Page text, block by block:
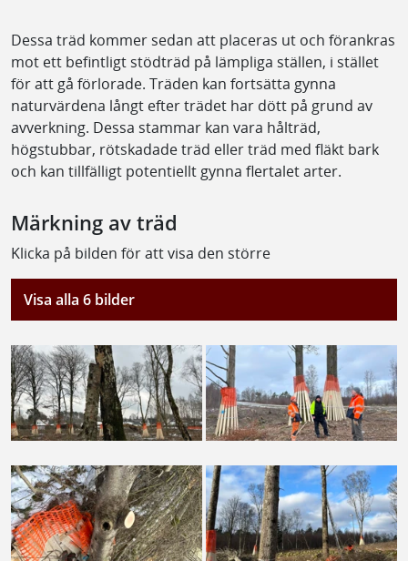
Dessa träd kommer sedan att placeras ut och förankras
mot ett befintligt stödträd på lämpliga ställen, i stället
för att gå förlorade. Träden kan fortsätta gynna
naturvärdena långt efter trädet har dött på grund av
avverkning. Dessa stammar kan vara hålträd,
högstubbar, rötskadade träd eller träd med fläkt bark
och kan tillfälligt potentiellt gynna flertalet arter.
Märkning av träd
Klicka på bilden för att visa den större
Visa alla 6 bilder